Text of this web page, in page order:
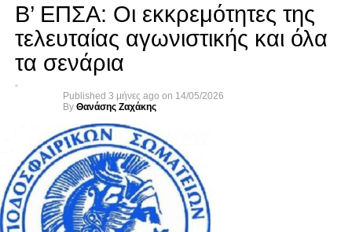
Β’ ΕΠΣΑ: Οι εκκρεμότητες της
τελευταίας αγωνιστικής και όλα
τα σενάρια
Published 3 μήνες ago on 14/05/2026
By Θανάσης Ζαχάκης